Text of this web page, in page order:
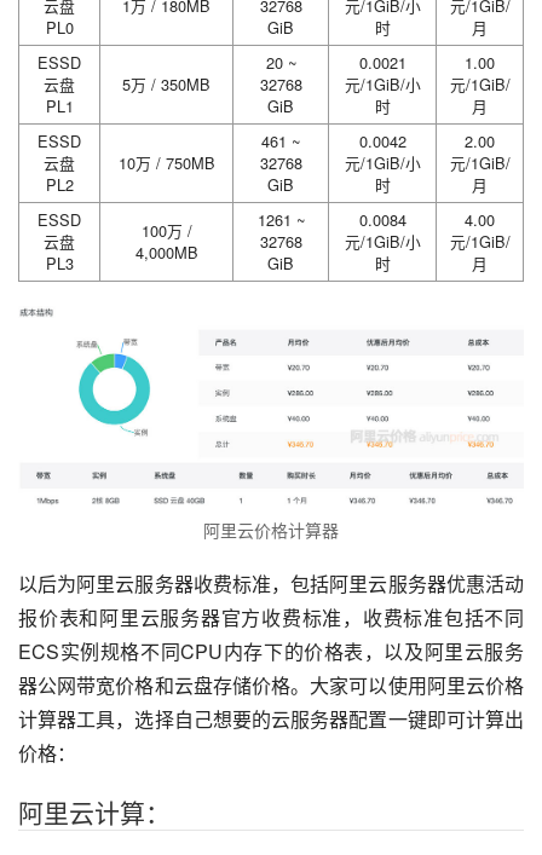
云盘
PL0
1万 / 180MB
32768
GiB
元/1GiB/小
时
元/1GiB/
月
ESSD
云盘
PL1
5万 / 350MB
20 ~
32768
GiB
0.0021
元/1GiB/小
时
1.00
元/1GiB/
月
ESSD
云盘
PL2
10万 / 750MB
461 ~
32768
GiB
0.0042
元/1GiB/小
时
2.00
元/1GiB/
月
ESSD
云盘
PL3
100万 /
4,000MB
1261 ~
32768
GiB
0.0084
元/1GiB/小
时
4.00
元/1GiB/
月
阿里云价格计算器
以后为阿里云服务器收费标准，包括阿里云服务器优惠活动
报价表和阿里云服务器官方收费标准，收费标准包括不同
ECS实例规格不同CPU内存下的价格表，以及阿里云服务
器公网带宽价格和云盘存储价格。大家可以使用阿里云价格
计算器工具，选择自己想要的云服务器配置一键即可计算出
价格：
阿里云计算：